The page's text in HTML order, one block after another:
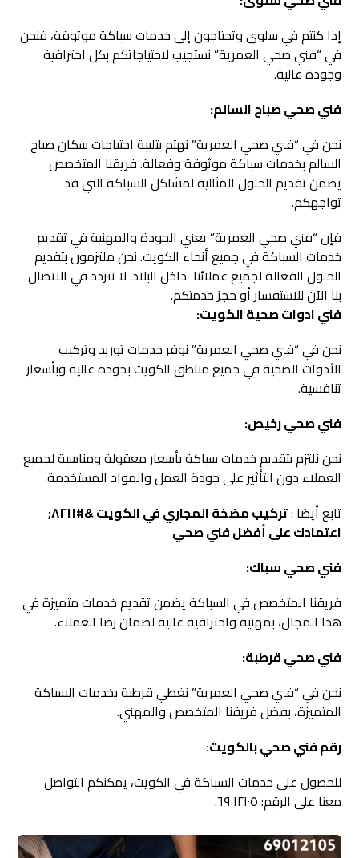
إذا كنتم في سلوى وتحتاجون إلى خدمات سباكة موثوقة، فنحن
في “فني صحي العمرية” نستجيب لاحتياجاتكم بكل احترافية
وجودة عالية.
فني صحي صباح السالم:
نحن في “فني صحي العمرية” نهتم بتلبية احتياجات سكان صباح
السالم بخدمات سباكة موثوقة وفعالة. فريقنا المتخصص
يضمن تقديم الحلول المثالية لمشاكل السباكة التي قد
تواجهكم.
فإن “فني صحي العمرية” يعني الجودة والمهنية في تقديم
خدمات السباكة في جميع أنحاء الكويت. نحن ملتزمون بتقديم
الحلول الفعالة لجميع عملائنا داخل البلاد. لا تتردد في الاتصال
بنا الآن للاستفسار أو حجز خدمتكم.
فني ادوات صحية الكويت:
نحن في “فني صحي العمرية” نوفر خدمات توريد وتركيب
الأدوات الصحية في جميع مناطق الكويت بجودة عالية وبأسعار
تنافسية.
فني صحي رخيص:
نحن نلتزم بتقديم خدمات سباكة بأسعار معقولة ومناسبة لجميع
العملاء دون التأثير على جودة العمل والمواد المستخدمة.
تابع أيضا :
تركيب مضخة المجاري في الكويت &#٨٢١١;
اعتمادك على أفضل فني صحي
فني صحي سباك:
فريقنا المتخصص في السباكة يضمن تقديم خدمات متميزة في
هذا المجال، بمهنية واحترافية عالية لضمان رضا العملاء.
فني صحي قرطبة:
نحن في “فني صحي العمرية” نغطي قرطبة بخدمات السباكة
المتميزة، بفضل فريقنا المتخصص والمهني.
رقم فني صحي بالكويت:
للحصول على خدمات السباكة في الكويت، يمكنكم التواصل
معنا على الرقم: ٦٩٠١٢١٠٥.